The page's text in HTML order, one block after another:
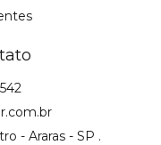
- Araras - SP .